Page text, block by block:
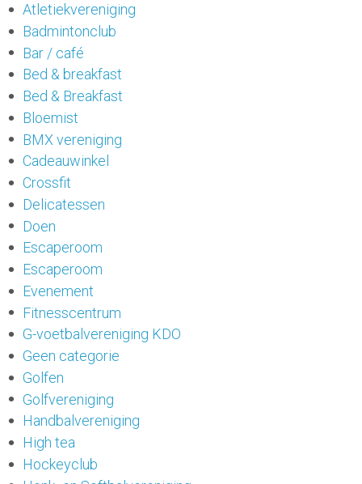
Atletiekvereniging
Badmintonclub
Bar / café
Bed & breakfast
Bed & Breakfast
Bloemist
BMX vereniging
Cadeauwinkel
Crossfit
Delicatessen
Doen
Escaperoom
Escaperoom
Evenement
Fitnesscentrum
G-voetbalvereniging KDO
Geen categorie
Golfen
Golfvereniging
Handbalvereniging
High tea
Hockeyclub